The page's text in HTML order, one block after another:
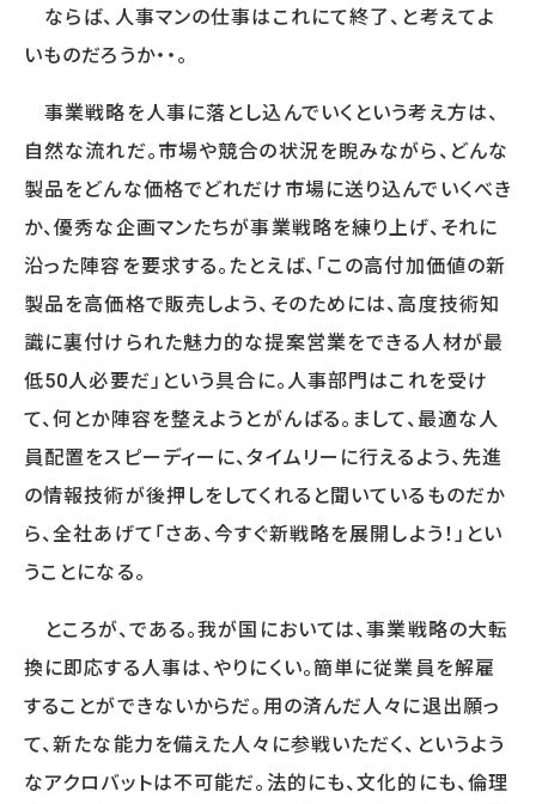
COMPANY
会社概要
コンサルタント紹介
RECRUIT
採用情報トップ
募集要項
採用エントリー
OTHER
ニュースリリース
メールマガジン購読申込フォーム
BOOKS
ならば、人事マンの仕事はこれにて終了、と考えてよ
いものだろうか・・。
事業戦略を人事に落とし込んでいくという考え方は、
自然な流れだ。市場や競合の状況を睨みながら、どんな
製品をどんな価格でどれだけ市場に送り込んでいくべき
か、優秀な企画マンたちが事業戦略を練り上げ、それに
沿った陣容を要求する。たとえば、「この高付加価値の新
製品を高価格で販売しよう、そのためには、高度技術知
識に裏付けられた魅力的な提案営業をできる人材が最
低50人必要だ」という具合に。人事部門はこれを受け
て、何とか陣容を整えようとがんばる。まして、最適な人
員配置をスピーディーに、タイムリーに行えるよう、先進
の情報技術が後押しをしてくれると聞いているものだか
ら、全社あげて「さあ、今すぐ新戦略を展開しよう！」とい
うことになる。
ところが、である。我が国においては、事業戦略の大転
換に即応する人事は、やりにくい。簡単に従業員を解雇
することができないからだ。用の済んだ人々に退出願っ
て、新たな能力を備えた人々に参戦いただく、というよう
なアクロバットは不可能だ。法的にも、文化的にも、倫理